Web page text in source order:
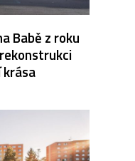
Babě z roku